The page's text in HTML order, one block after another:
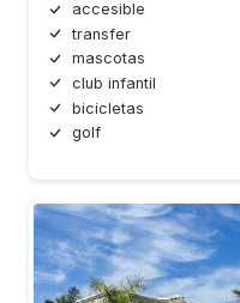
accesible
transfer
mascotas
club infantil
bicicletas
golf